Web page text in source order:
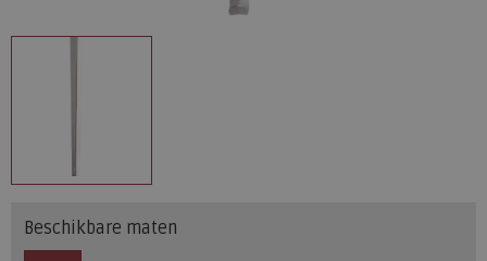
Beschikbare maten